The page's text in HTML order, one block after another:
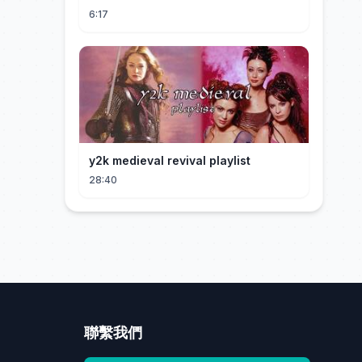
SZTAFETY 4 X 100 METRÓW KOBIET
6:17
y2k medieval revival playlist
28:40
聯繫我們